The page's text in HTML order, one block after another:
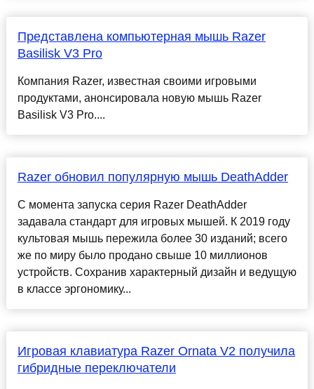
Представлена компьютерная мышь Razer
Basilisk V3 Pro
Компания Razer, известная своими игровыми
продуктами, анонсировала новую мышь Razer
Basilisk V3 Pro....
Razer обновил популярную мышь DeathAdder
С момента запуска серия Razer DeathAdder
задавала стандарт для игровых мышей. К 2019 году
культовая мышь пережила более 30 изданий; всего
же по миру было продано свыше 10 миллионов
устройств. Сохранив характерный дизайн и ведущую
в классе эргономику...
Игровая клавиатура Razer Ornata V2 получила
гибридные переключатели